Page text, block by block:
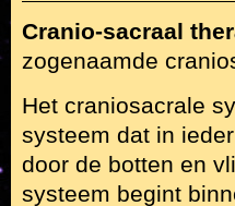
Cranio-sacraal
zogenaamde
Het craniosacrale
systeem dat in
door de botten en
systeem begint